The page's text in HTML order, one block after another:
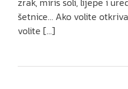
šetnice… Ako volite
volite [...]